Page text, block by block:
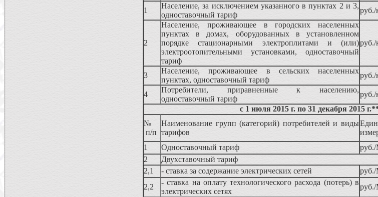
1
Население, за исключением указанного в пунктах 2 и 3,
одноставочный тариф
2
Население, проживающее в городских населенных
пунктах в домах, оборудованных в установленном
порядке стационарными электроплитами и (или)
электроотопительными установками, одноставочный
тариф
3
Население, проживающее в сельских населенных
пунктах, одноставочный тариф
4
Потребители, приравненные к населению,
одноставочный тариф
с 1 июля 2015 г. по 31 декабря 2015
№
п/п
Наименование групп (категорий) потребителей и виды
тарифов
1
Одноставочный тариф
2
Двухставочный тариф
2,1
- ставка за содержание электрических сетей
2,2
- ставка на оплату технологического расхода (потерь) в
электрических сетях